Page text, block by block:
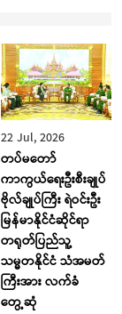
22 Jul, 2026
တပ်မတော်
ကာကွယ်ရေးဦးစီးချုပ်
ဗိုလ်ချုပ်ကြီး ရဲဝင်းဦး
မြန်မာနိုင်ငံဆိုင်ရာ
တရုတ်ပြည်သူ့
သမ္မတနိုင်ငံ သံအမတ်
ကြီးအား လက်ခံ
တွေ့ဆုံ